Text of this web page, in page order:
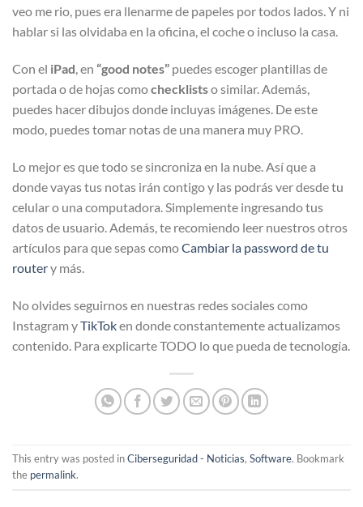
veo me rio, pues era llenarme de papeles por todos lados. Y ni
hablar si las olvidaba en la oficina, el coche o incluso la casa.
Con el iPad, en “good notes” puedes escoger plantillas de
portada o de hojas comochecklistso similar. Además,
puedes hacer dibujos donde incluyas imágenes. De este
modo, puedes tomar notas de una manera muy PRO.
Lo mejor es que todo se sincroniza en la nube. Así que a
donde vayas tus notas irán contigo y las podrás ver desde tu
celular o una computadora. Simplemente ingresando tus
datos de usuario. Además, te recomiendo leer nuestros otros
artículos para que sepas comoCambiar la password de tu
routery más.
No olvides seguirnos en nuestras redes sociales como
Instagram yTikToken donde constantemente actualizamos
contenido. Para explicarte TODO lo que pueda de tecnología.
This entry was posted inCiberseguridad - Noticias, Software. Bookmark
the permalink.